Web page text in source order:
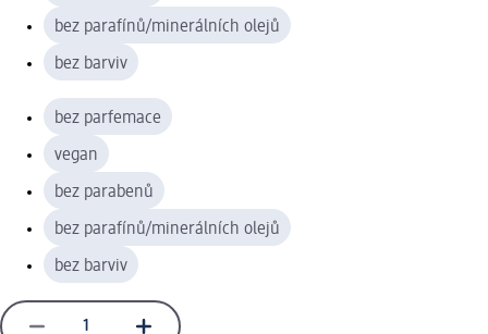
bez parafínů/minerálních olejů
bez barviv
bez parfemace
vegan
bez parabenů
bez parafínů/minerálních olejů
bez barviv